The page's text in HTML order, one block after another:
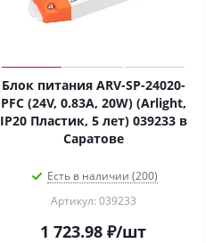
Блок питания ARV-SP-24020-
PFC (24V, 0.83A, 20W) (Arlight,
IP20 Пластик, 5 лет) 039233 в
Саратове
Есть в наличии (200)
Артикул: 039233
1 723.98 ₽/шт